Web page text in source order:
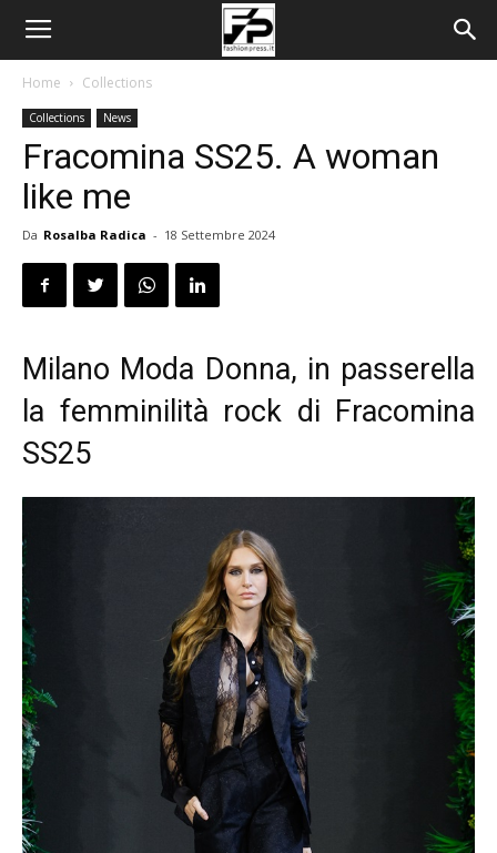
Home Collections
Collections News
Fracomina SS25. A woman
like me
Da Rosalba Radica - 18 Settembre 2024
Milano Moda Donna, in passerella
la femminilità rock di Fracomina
SS25